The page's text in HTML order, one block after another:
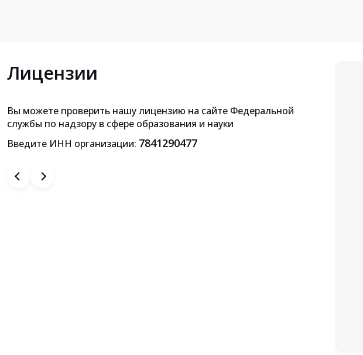
Лицензии
Вы можете проверить нашу лицензию на сайте Федеральной
службы по надзору в сфере образования и науки
Введите ИНН организации: 7841290477
Приложение к лицензии на осуществление
образовательной деятельности